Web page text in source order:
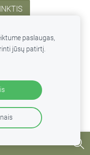
paslaugas,
jūsų patirtį.